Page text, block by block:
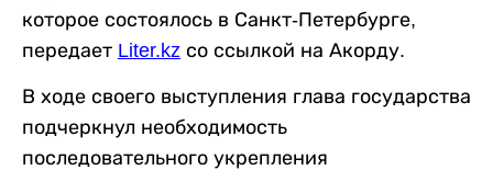
которое состоялось в Санкт-Петербурге,
передает Liter.kz со ссылкой на Акорду.
В ходе своего выступления глава государства
подчеркнул необходимость
последовательного укрепления